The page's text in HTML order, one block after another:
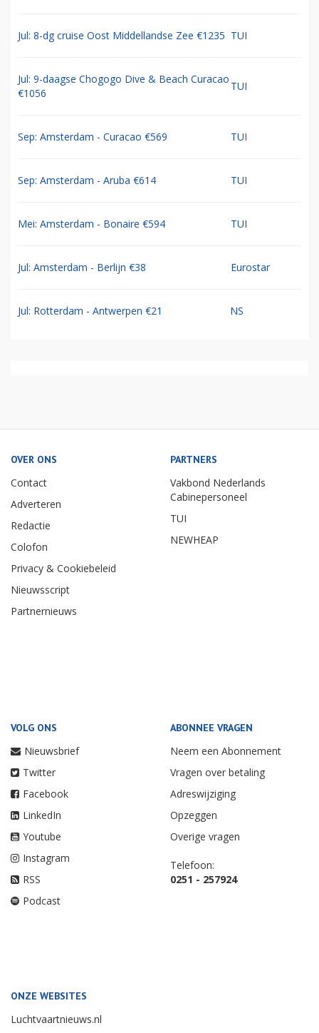
Jul: 8-dg cruise Oost Middellandse Zee €1235 TUI
Jul: 9-daagse Chogogo Dive & Beach Curacao
€1056
TUI
Sep: Amsterdam - Curacao €569 TUI
Sep: Amsterdam - Aruba €614 TUI
Mei: Amsterdam - Bonaire €594 TUI
Jul: Amsterdam - Berlijn €38 Eurostar
Jul: Rotterdam - Antwerpen €21 NS
OVER ONS
Contact
Adverteren
Redactie
Colofon
Privacy & Cookiebeleid
Nieuwsscript
Partnernieuws
PARTNERS
Vakbond Nederlands
Cabinepersoneel
TUI
NEWHEAP
VOLG ONS
Nieuwsbrief
Twitter
Facebook
LinkedIn
Youtube
Instagram
RSS
Podcast
ABONNEE VRAGEN
Neem een Abonnement
Vragen over betaling
Adreswijziging
Opzeggen
Overige vragen
Telefoon:
0251 - 257924
ONZE WEBSITES
Luchtvaartnieuws.nl